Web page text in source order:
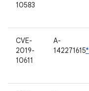
10583
CVE-
2019-
10611
A-
142271615*